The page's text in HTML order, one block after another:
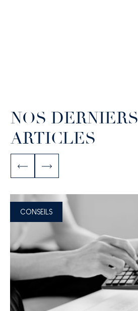
NOS DERNIERS
ARTICLES
CONSEILS